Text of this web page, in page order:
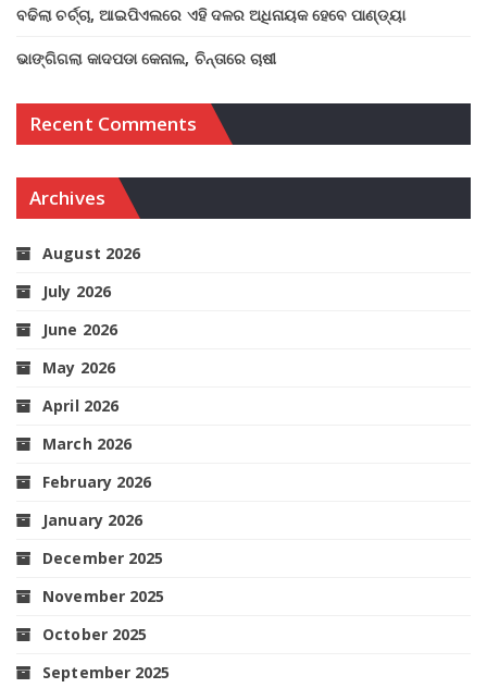
ବଢିଲା ଚର୍ଚ୍ଚା, ଆଇପିଏଲରେ ଏହି ଦଳର ଅଧିନାୟକ ହେବେ ପାଣ୍ଡ୍ୟା
ଭାଙ୍ଗିଗଲା କାଦପଡା କେନାଲ, ଚିନ୍ତାରେ ଚାଷୀ
Recent Comments
Archives
August 2026
July 2026
June 2026
May 2026
April 2026
March 2026
February 2026
January 2026
December 2025
November 2025
October 2025
September 2025